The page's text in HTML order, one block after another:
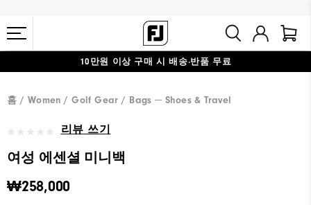
10만원 이상 구매 시 배송·반품 무료
홈 Women Golf Gear Bags ─ Shoes & Travel
리뷰 쓰기
여성 에센셜 미니백
₩258,000